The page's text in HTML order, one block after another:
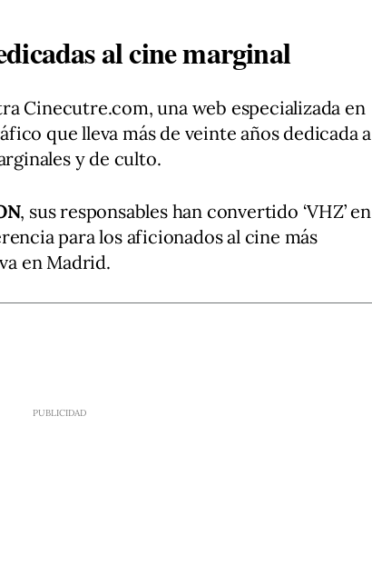
al cine marginal
Cinecutre.com, una web especializada en
que lleva más de veinte años dedicada a
y de culto.
, sus responsables han convertido ‘VHZ’ en
para los aficionados al cine más
en Madrid.